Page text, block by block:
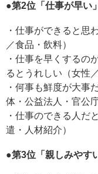
●第2位「仕事が早い」
・仕事ができると思
／食品・飲料）
・仕事を早くするの
るとうれしい（女性
・何事も鮮度が大事
体・公益法人・官公庁
・仕事のできる人だ
遣・人材紹介）
●第3位「親しみやす